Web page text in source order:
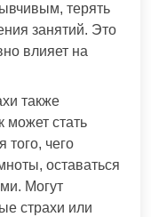
терять
занятий. Это
влияет на
также
может стать
того, чего
оставаться
Могут
страхи или